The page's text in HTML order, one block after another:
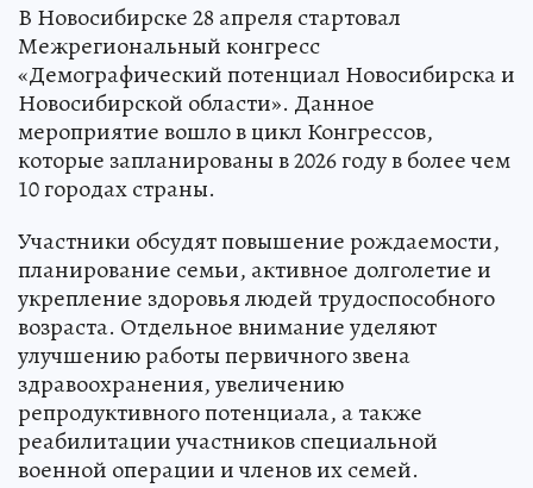
В Новосибирске 28 апреля стартовал
Межрегиональный конгресс
«Демографический потенциал Новосибирска и
Новосибирской области». Данное
мероприятие вошло в цикл Конгрессов,
которые запланированы в 2026 году в более чем
10 городах страны.
Участники обсудят повышение рождаемости,
планирование семьи, активное долголетие и
укрепление здоровья людей трудоспособного
возраста. Отдельное внимание уделяют
улучшению работы первичного звена
здравоохранения, увеличению
репродуктивного потенциала, а также
реабилитации участников специальной
военной операции и членов их семей.